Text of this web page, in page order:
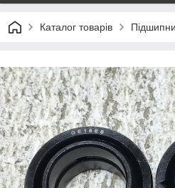
Каталог товарів